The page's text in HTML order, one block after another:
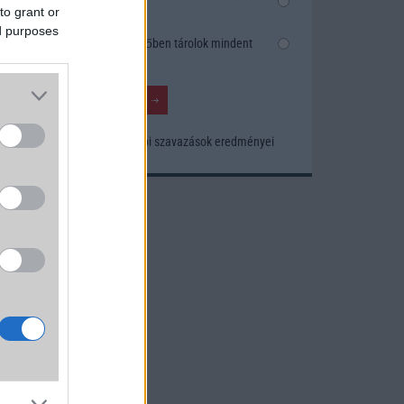
grant or
purposes
van
az
Inkább felhőben tárolok mindent
Korábbi szavazások eredményei